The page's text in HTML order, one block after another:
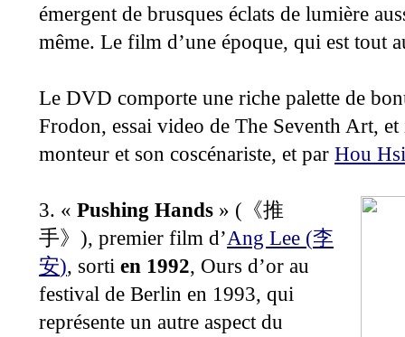
émergent de brusques éclats de lumière
même. Le film d’une époque, qui est tout
Le DVD comporte une riche palette de
Frodon, essai video de The Seventh Art,
monteur et son coscénariste, et par Hou
3. « Pushing Hands » ( 《推
手》 ), premier film d’Ang Lee (李
安), sorti en 1992, Ours d’or au
festival de Berlin en 1993, qui
représente un autre aspect du